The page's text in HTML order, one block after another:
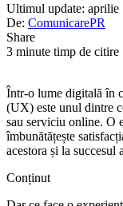
Ultimul update: aprilie
De: ComunicarePR
Share
3 minute timp de citire
Într-o lume digitală în
(UX) este unul dintre
sau serviciu online. O
îmbunătățește
acestora și la succesul
Conținut